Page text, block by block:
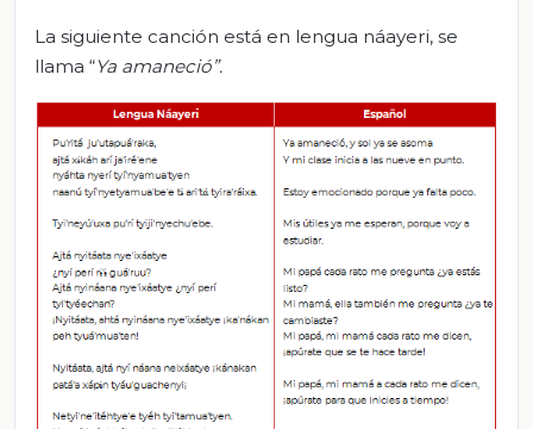
La siguiente canción está en lengua náayeri, se
llama “Ya amaneció”.